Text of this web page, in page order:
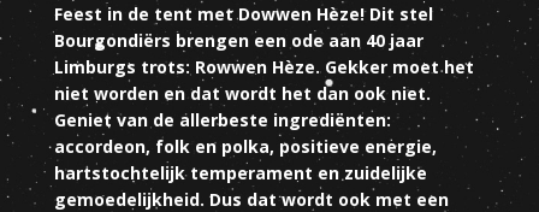
Feest in de tent met Dowwen Hèze! Dit stel
Bourgondiërs brengen een ode aan 40 jaar
Limburgs trots: Rowwen Hèze. Gekker moet het
niet worden en dat wordt het dan ook niet.
Geniet van de allerbeste ingrediënten:
accordeon, folk en polka, positieve energie,
hartstochtelijk temperament en zuidelijke
gemoedelijkheid. Dus dat wordt ook met een